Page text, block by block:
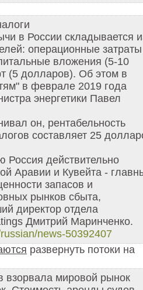
в России складывается
операционные затраты
вложения (5-10
(5 долларов). Об этом в
в феврале 2019 года
энергетики Павел
он, рентабельность
составляет 25
Россия действительно
Аравии и Кувейта -
запасов и
рынков сбыта,
директор отдела
Дмитрий Маринченко.
news-50392407
развернуть потоки на
взорвала мировой рынок